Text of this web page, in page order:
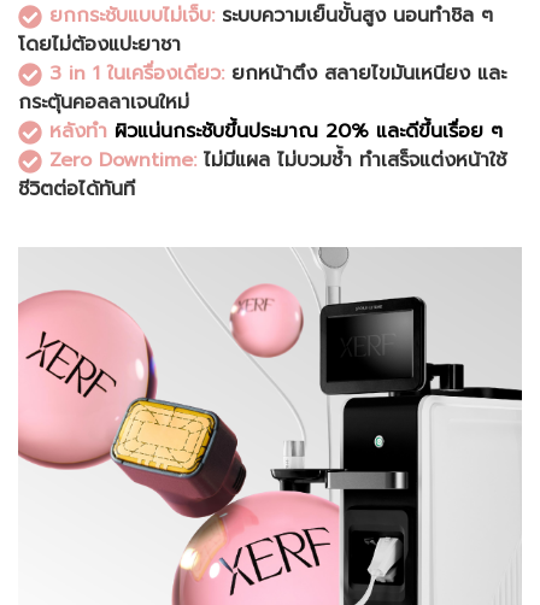
ยกกระชับแบบไม่เจ็บ: ระบบความเย็นขั้นสูง นอนทำชิล ๆ
โดยไม่ต้องแปะยาชา
3 in 1 ในเครื่องเดียว: ยกหน้าตึง สลายไขมันเหนียง และ
กระตุ้นคอลลาเจนใหม่
หลังทำ ผิวแน่นกระชับขึ้นประมาณ 20% และดีขึ้นเรื่อย ๆ
Zero Downtime: ไม่มีแผล ไม่บวมช้ำ ทำเสร็จแต่งหน้าใช้
ชีวิตต่อได้ทันที